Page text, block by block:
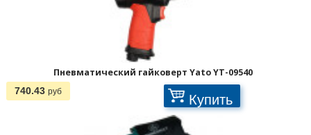
Пневматический гайковерт Yato YT-09540
740.43 руб Купить